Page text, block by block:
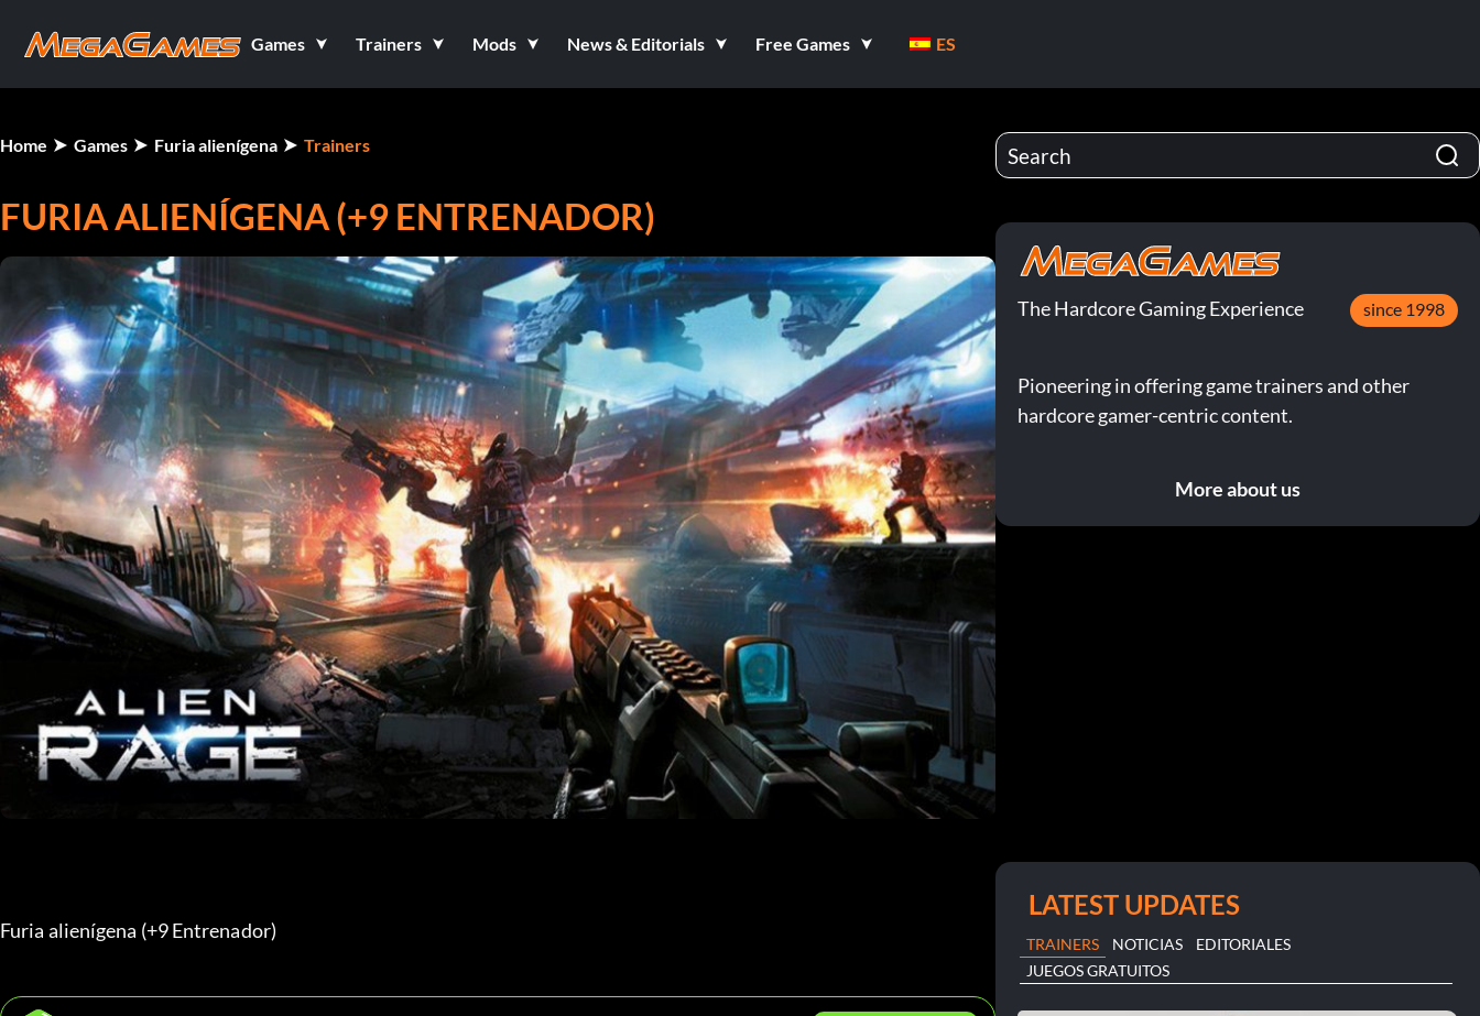
Games Trainers Mods News & Editorials Free Games ES
Home Games Furia alienígena Trainers
FURIA ALIENÍGENA (+9 ENTRENADOR)
Furia alienígena (+9 Entrenador)
The Hardcore Gaming Experience since 1998
Pioneering in offering game trainers and other
hardcore gamer-centric content.
More about us
LATEST UPDATES
TRAINERS NOTICIAS
EDITORIALES
JUEGOS GRATUITOS